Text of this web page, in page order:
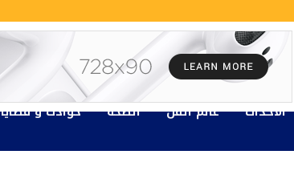
الأحداث عالم الفن الصحة حوادث و قضايا